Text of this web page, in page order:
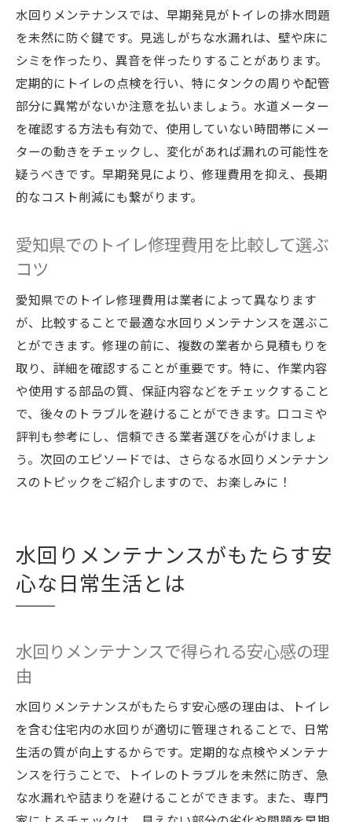
水回りメンテナンスでは、早期発見がトイレの排水問題
を未然に防ぐ鍵です。見逃しがちな水漏れは、壁や床に
シミを作ったり、異音を伴ったりすることがあります。
定期的にトイレの点検を行い、特にタンクの周りや配管
部分に異常がないか注意を払いましょう。水道メーター
を確認する方法も有効で、使用していない時間帯にメー
ターの動きをチェックし、変化があれば漏れの可能性を
疑うべきです。早期発見により、修理費用を抑え、長期
的なコスト削減にも繋がります。
愛知県でのトイレ修理費用を比較して選ぶ
コツ
愛知県でのトイレ修理費用は業者によって異なります
が、比較することで最適な水回りメンテナンスを選ぶこ
とができます。修理の前に、複数の業者から見積もりを
取り、詳細を確認することが重要です。特に、作業内容
や使用する部品の質、保証内容などをチェックすること
で、後々のトラブルを避けることができます。口コミや
評判も参考にし、信頼できる業者選びを心がけましょ
う。次回のエピソードでは、さらなる水回りメンテナン
スのトピックをご紹介しますので、お楽しみに！
水回りメンテナンスがもたらす安
心な日常生活とは
水回りメンテナンスで得られる安心感の理
由
水回りメンテナンスがもたらす安心感の理由は、トイレ
を含む住宅内の水回りが適切に管理されることで、日常
生活の質が向上するからです。定期的な点検やメンテナ
ンスを行うことで、トイレのトラブルを未然に防ぎ、急
な水漏れや詰まりを避けることができます。また、専門